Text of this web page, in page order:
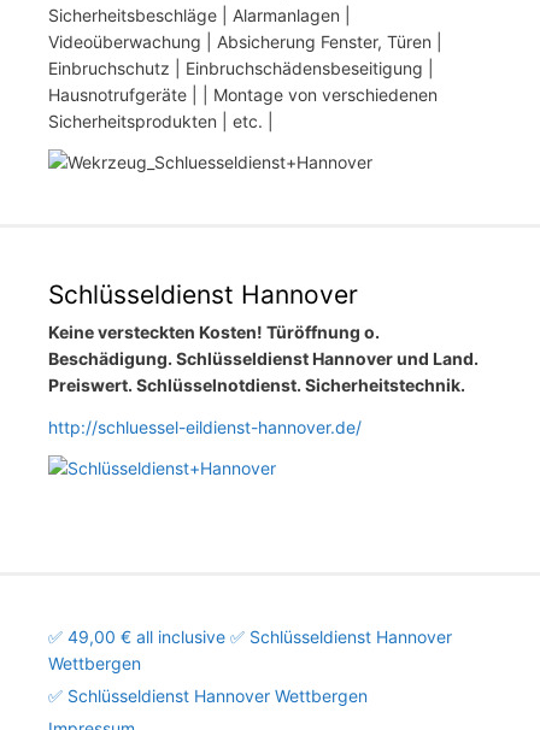
Sicherheitsbeschläge | Alarmanlagen |
Videoüberwachung | Absicherung Fenster, Türen |
Einbruchschutz | Einbruchschädensbeseitigung |
Hausnotrufgeräte | | Montage von verschiedenen
Sicherheitsprodukten | etc. |
Schlüsseldienst Hannover
Keine versteckten Kosten! Türöffnung o.
Beschädigung. Schlüsseldienst Hannover und Land.
Preiswert. Schlüsselnotdienst. Sicherheitstechnik.
http://schluessel-eildienst-hannover.de/
✅ 49,00 € all inclusive ✅ Schlüsseldienst Hannover
Wettbergen
✅ Schlüsseldienst Hannover Wettbergen